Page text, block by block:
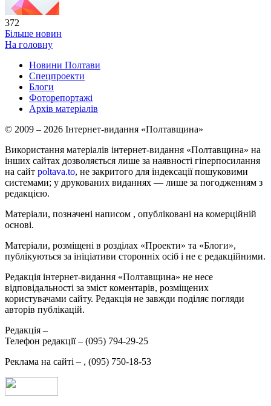
372
Більше новин
На головну
Новини Полтави
Спецпроекти
Блоги
Фоторепортажі
Архів матеріалів
© 2009 – 2026 Інтернет-видання «Полтавщина»
Використання матеріалів інтернет-видання «Полтавщина» на
інших сайтах дозволяється лише за наявності гіперпосилання
на сайт poltava.to, не закритого для індексації пошуковими
системами; у друкованих виданнях — лише за погодженням з
редакцією.
Матеріали, позначені написом , опубліковані на комерційній
основі.
Матеріали, розміщені в розділах «Проекти» та «Блоги»,
публікуються за ініціативи сторонніх осіб і не є редакційними.
Редакція інтернет-видання «Полтавщина» не несе
відповідальності за зміст коментарів, розміщених
користувачами сайту. Редакція не завжди поділяє погляди
авторів публікацій.
Редакція –
Телефон редакції – (095) 794-29-25
Реклама на сайті – , (095) 750-18-53